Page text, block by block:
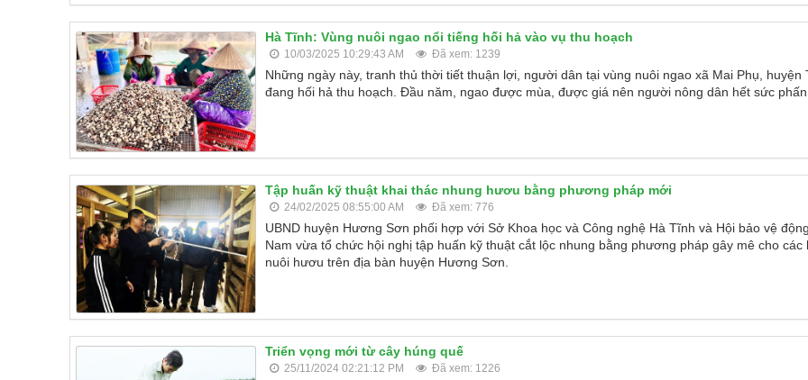
Hà Tĩnh: Vùng nuôi ngao nổi tiếng hối hả vào vụ thu hoạch
10/03/2025 10:29:43 AM Đã xem: 1239
Những ngày này, tranh thủ thời tiết thuận lợi, người dân tại vùng nuôi ngao xã Mai Phụ, huyện
đang hối hả thu hoạch. Đầu năm, ngao được mùa, được giá nên người nông dân hết sức phấn
Tập huấn kỹ thuật khai thác nhung hươu bằng phương pháp mới
24/02/2025 08:55:00 AM Đã xem: 776
UBND huyện Hương Sơn phối hợp với Sở Khoa học và Công nghệ Hà Tĩnh và Hội bảo vệ
Nam vừa tổ chức hội nghị tập huấn kỹ thuật cắt lộc nhung bằng phương pháp gây mê cho các
nuôi hươu trên địa bàn huyện Hương Sơn.
Triển vọng mới từ cây húng quế
25/11/2024 02:21:12 PM Đã xem: 1226